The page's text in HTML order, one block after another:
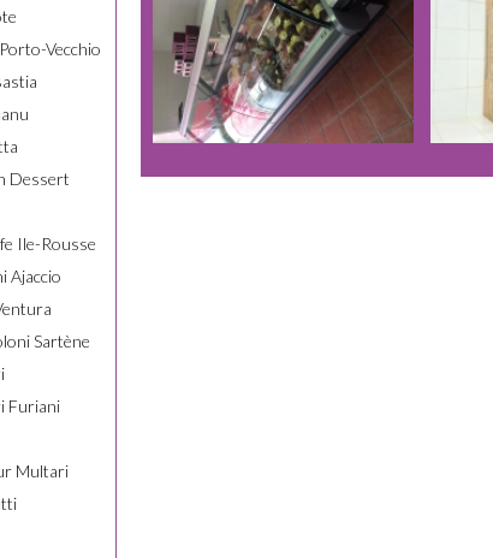
Vecchio
Dessert
Ile-Rousse
Ajaccio
Sartène
Furiani
Multari